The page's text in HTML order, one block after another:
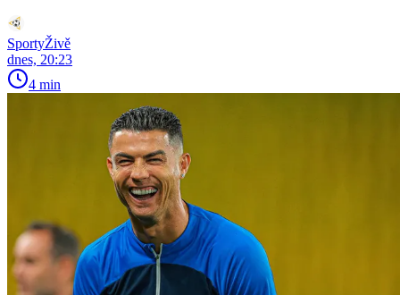
SportyŽivě
dnes, 20:23
4 min